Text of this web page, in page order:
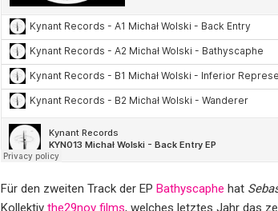
Für den zweiten Track der EP Bathyscaphe hat